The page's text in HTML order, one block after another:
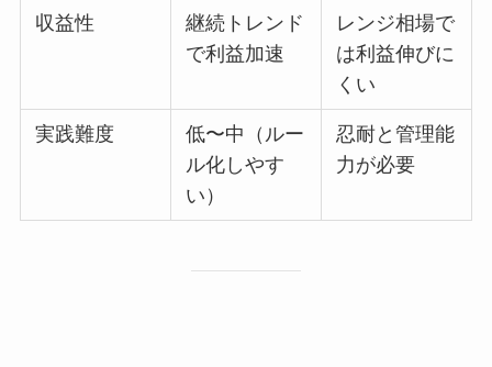
収益性
継続トレンド
で利益加速
レンジ相場で
は利益伸びに
くい
実践難度
低〜中（ルー
ル化しやす
い）
忍耐と管理能
力が必要